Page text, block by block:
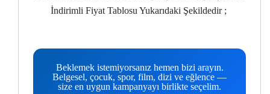
İndirimli Fiyat Tablosu Yukarıdaki Şekildedir ;
Beklemek istemiyorsanız hemen bizi arayın.
Belgesel, çocuk, spor, film, dizi ve eğlence —
size en uygun kampanyayı birlikte seçelim.